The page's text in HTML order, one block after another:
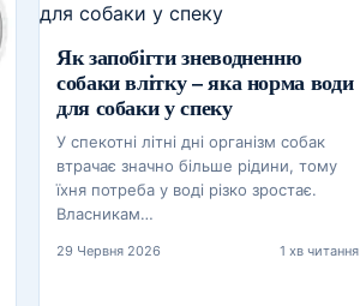
Як запобігти зневодненню
собаки влітку – яка норма води
для собаки у спеку
У спекотні літні дні організм собак
втрачає значно більше рідини, тому
їхня потреба у воді різко зростає.
Власникам…
29 Червня 2026 1 хв читання